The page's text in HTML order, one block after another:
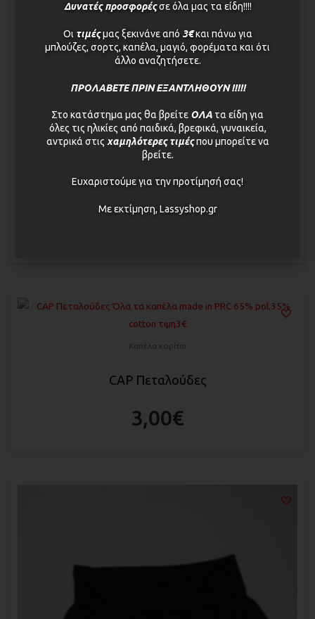
Καπέλα αγόρι
Καπέλα κορίτσι
CAP Πεταλούδες
3,00€
Δυνατές προσφορέςσε όλα μας τα είδη!!!!
Οι τιμές μας ξεκινάνε από 3€και πάνω για
μπλούζες, σορτς, καπέλα, μαγιό, φορέματα και ότι
άλλο αναζητήσετε.
ΠΡΟΛΑΒΕΤΕ ΠΡΙΝ ΕΞΑΝΤΛΗΘΟΥΝ !!!!!
Στο κατάστημα μας θα βρείτε ΟΛΑ τα είδη για
όλες τις ηλικίες από παιδικά, βρεφικά, γυναικεία,
αντρικά στις χαμηλότερες τιμέςπου μπορείτε να
βρείτε.
Ευχαριστούμε για την προτίμησή σας!
Με εκτίμηση, Lassyshop.gr